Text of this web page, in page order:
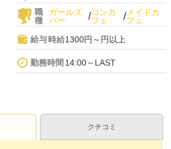
職
種
ガールズ
バー
/コンカ
フェ
/メイドカ
フェ
給与時給1300円～円以上
勤務時間 14:00～LAST
クチコミ